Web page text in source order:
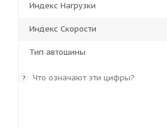
Индекс Нагрузки
Индекс Скорости
Тип автошины
? Что означают эти цифры?